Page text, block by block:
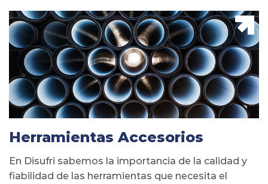
Herramientas Accesorios
En Disufri sabemos la importancia de la calidad y
fiabilidad de las herramientas que necesita el